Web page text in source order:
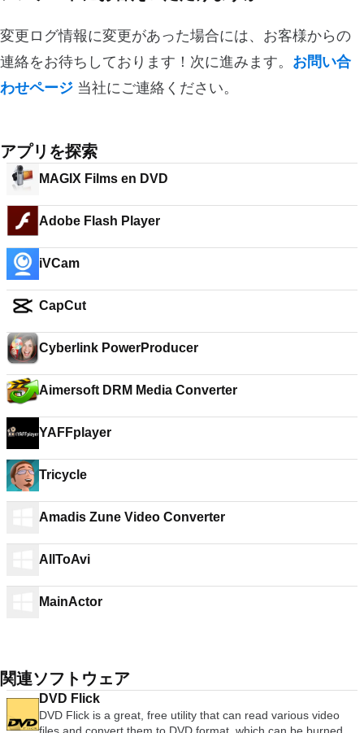
変更ログ情報に変更があった場合には、お客様からの
連絡をお待ちしております！次に進みます。 お問い合
わせページ 当社にご連絡ください。
アプリを探索
MAGIX Films en DVD
Adobe Flash Player
iVCam
CapCut
Cyberlink PowerProducer
Aimersoft DRM Media Converter
YAFFplayer
Tricycle
Amadis Zune Video Converter
AllToAvi
MainActor
関連ソフトウェア
DVD Flick
DVD Flick is a great, free utility that can read various video